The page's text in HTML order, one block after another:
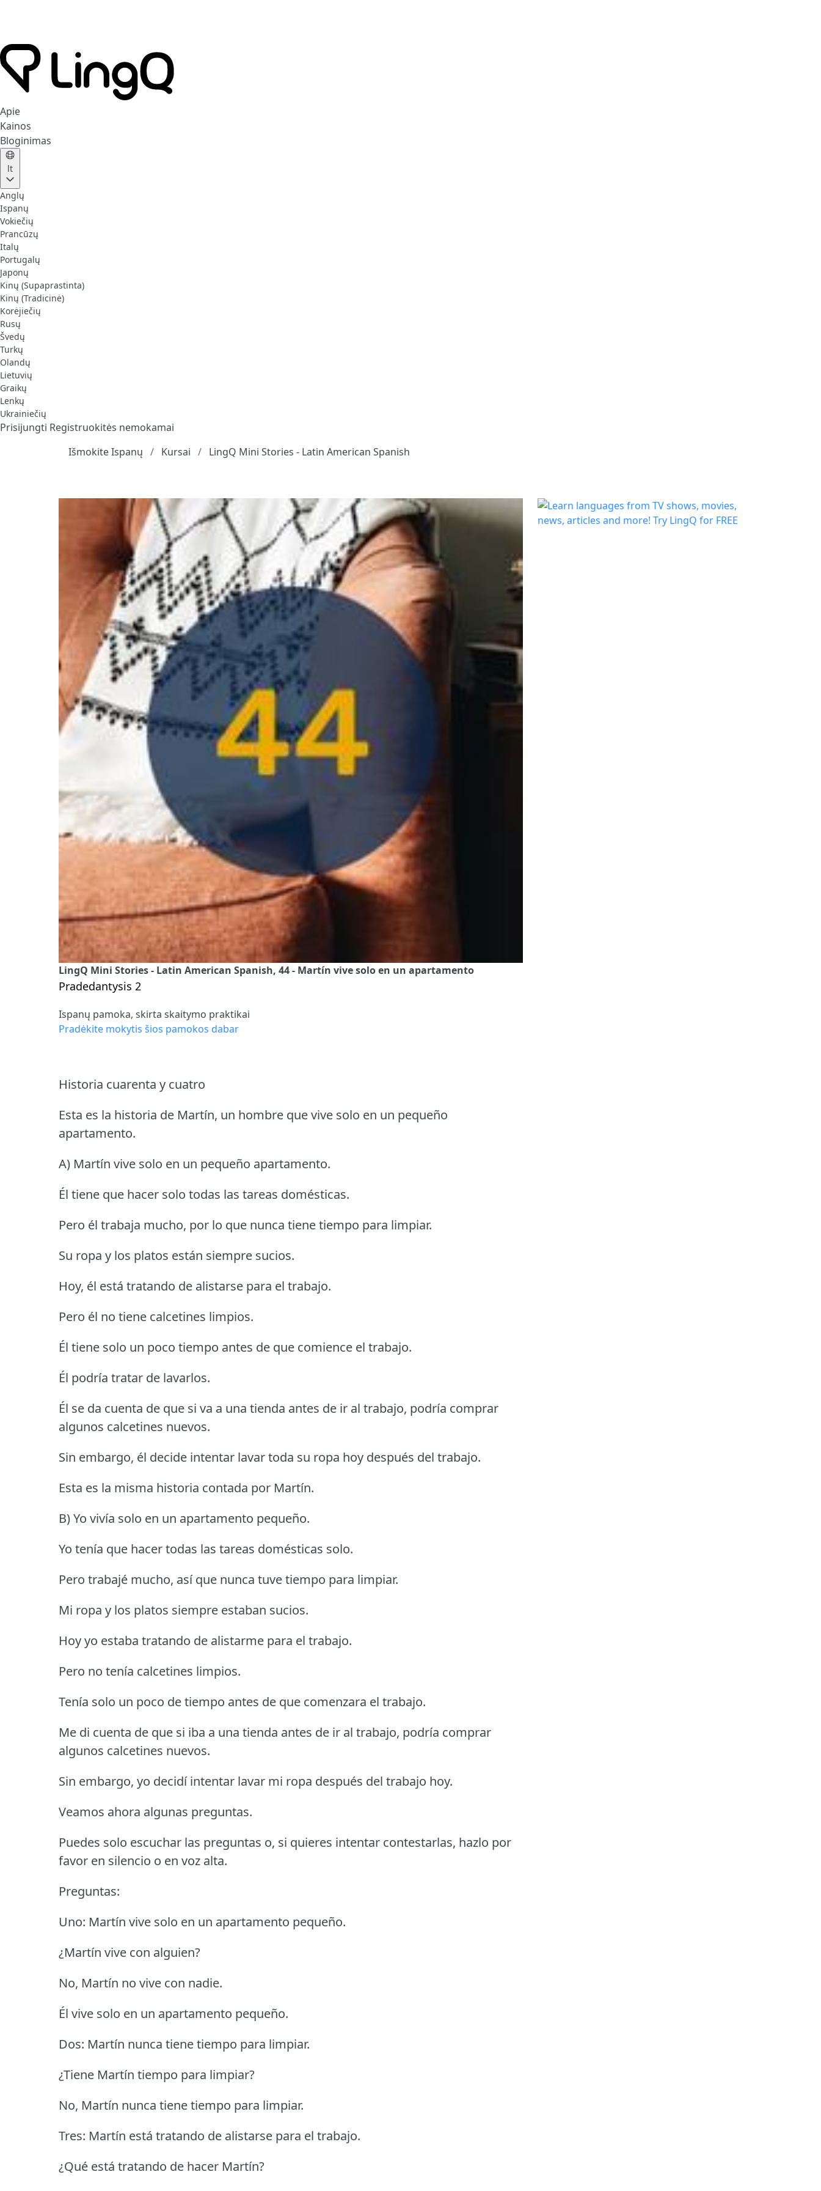
Apie
Kainos
Bloginimas
lt
Anglų
Ispanų
Vokiečių
Prancūzų
Italų
Portugalų
Japonų
Kinų (Supaprastinta)
Kinų (Tradicinė)
Korėjiečių
Rusų
Švedų
Turkų
Olandų
Lietuvių
Graikų
Lenkų
Ukrainiečių
Prisijungti Registruokitės nemokamai
Išmokite Ispanų
Kursai LingQ Mini Stories - Latin American Spanish
LingQ Mini Stories - Latin American Spanish, 44 - Martín vive solo en un apartamento
Pradedantysis 2
Ispanų pamoka, skirta skaitymo praktikai
Pradėkite mokytis šios pamokos dabar
Historia cuarenta y cuatro
Esta es la historia de Martín, un hombre que vive solo en un pequeño
apartamento.
A) Martín vive solo en un pequeño apartamento.
Él tiene que hacer solo todas las tareas domésticas.
Pero él trabaja mucho, por lo que nunca tiene tiempo para limpiar.
Su ropa y los platos están siempre sucios.
Hoy, él está tratando de alistarse para el trabajo.
Pero él no tiene calcetines limpios.
Él tiene solo un poco tiempo antes de que comience el trabajo.
Él podría tratar de lavarlos.
Él se da cuenta de que si va a una tienda antes de ir al trabajo, podría comprar
algunos calcetines nuevos.
Sin embargo, él decide intentar lavar toda su ropa hoy después del trabajo.
Esta es la misma historia contada por Martín.
B) Yo vivía solo en un apartamento pequeño.
Yo tenía que hacer todas las tareas domésticas solo.
Pero trabajé mucho, así que nunca tuve tiempo para limpiar.
Mi ropa y los platos siempre estaban sucios.
Hoy yo estaba tratando de alistarme para el trabajo.
Pero no tenía calcetines limpios.
Tenía solo un poco de tiempo antes de que comenzara el trabajo.
Me di cuenta de que si iba a una tienda antes de ir al trabajo, podría comprar
algunos calcetines nuevos.
Sin embargo, yo decidí intentar lavar mi ropa después del trabajo hoy.
Veamos ahora algunas preguntas.
Puedes solo escuchar las preguntas o, si quieres intentar contestarlas, hazlo por
favor en silencio o en voz alta.
Preguntas:
Uno: Martín vive solo en un apartamento pequeño.
¿Martín vive con alguien?
No, Martín no vive con nadie.
Él vive solo en un apartamento pequeño.
Dos: Martín nunca tiene tiempo para limpiar.
¿Tiene Martín tiempo para limpiar?
No, Martín nunca tiene tiempo para limpiar.
Tres: Martín está tratando de alistarse para el trabajo.
¿Qué está tratando de hacer Martín?